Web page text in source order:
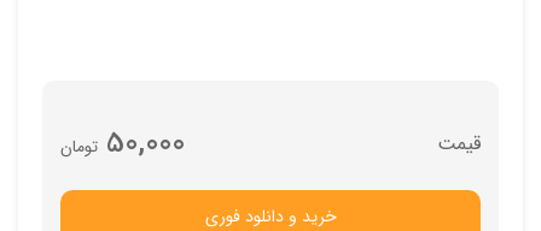
تومان 50,000
خرید و دانلود فوری